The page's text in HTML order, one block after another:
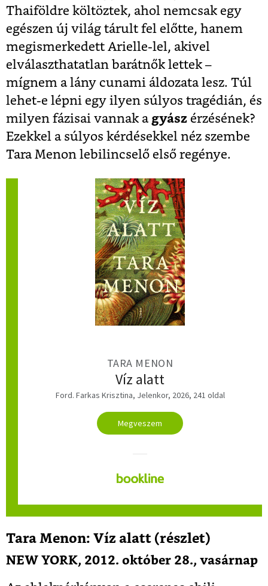
Thaiföldre költöztek, ahol nemcsak egy
egészen új világ tárult fel előtte, hanem
megismerkedett Arielle-lel, akivel
elválaszthatatlan barátnők lettek –
mígnem a lány cunami áldozata lesz. Túl
lehet-e lépni egy ilyen súlyos tragédián, és
milyen fázisai vannak a gyász érzésének?
Ezekkel a súlyos kérdésekkel néz szembe
Tara Menon lebilincselő első regénye.
TARA MENON
Víz alatt
Ford. Farkas Krisztina, Jelenkor, 2026, 241 oldal
Megveszem
Tara Menon: Víz alatt (részlet)
NEW YORK, 2012. október 28., vasárnap